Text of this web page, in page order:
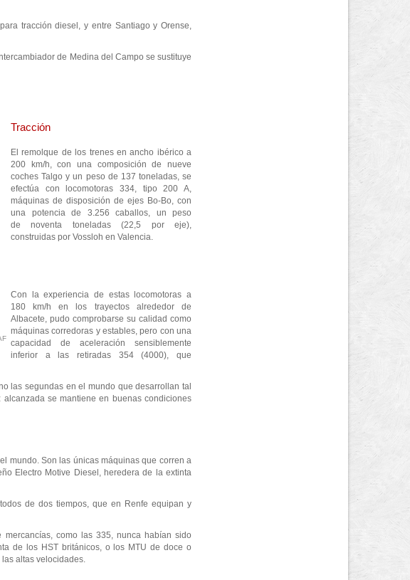
tracción diesel, y entre Santiago y Orense,
de Medina del Campo se sustituye
Tracción
El remolque de los trenes en ancho ibérico a
200 km/h, con una composición de nueve
coches Talgo y un peso de 137 toneladas, se
efectúa con locomotoras 334, tipo 200 A,
máquinas de disposición de ejes Bo-Bo, con
una potencia de 3.256 caballos, un peso
de noventa toneladas (22,5 por eje),
construidas por Vossloh en Valencia.
Con la experiencia de estas locomotoras a
180 km/h en los trayectos alrededor de
Albacete, pudo comprobarse su calidad como
máquinas corredoras y estables, pero con una
capacidad de aceleración sensiblemente
inferior a las retiradas 354 (4000), que
las segundas en el mundo que desarrollan tal
se mantiene en buenas condiciones
mundo. Son las únicas máquinas que corren a
Electro Motive Diesel, heredera de la extinta
de dos tiempos, que en Renfe equipan y
como las 335, nunca habían sido
de los HST británicos, o los MTU de doce o
altas velocidades.